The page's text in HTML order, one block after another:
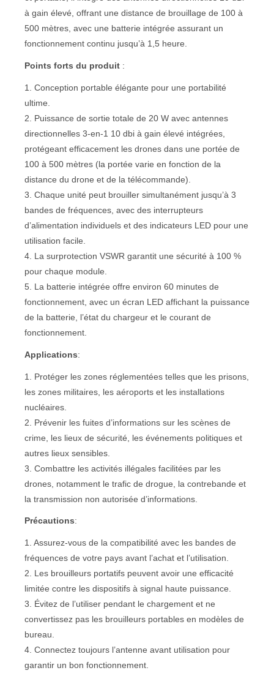
à gain élevé, offrant une distance de brouillage de 100 à
500 mètres, avec une batterie intégrée assurant un
fonctionnement continu jusqu’à 1,5 heure.
Points forts du produit :
1. Conception portable élégante pour une portabilité
ultime.
2. Puissance de sortie totale de 20 W avec antennes
directionnelles 3-en-1 10 dbi à gain élevé intégrées,
protégeant efficacement les drones dans une portée de
100 à 500 mètres (la portée varie en fonction de la
distance du drone et de la télécommande).
3. Chaque unité peut brouiller simultanément jusqu’à 3
bandes de fréquences, avec des interrupteurs
d’alimentation individuels et des indicateurs LED pour une
utilisation facile.
4. La surprotection VSWR garantit une sécurité à 100 %
pour chaque module.
5. La batterie intégrée offre environ 60 minutes de
fonctionnement, avec un écran LED affichant la puissance
de la batterie, l’état du chargeur et le courant de
fonctionnement.
Applications:
1. Protéger les zones réglementées telles que les prisons,
les zones militaires, les aéroports et les installations
nucléaires.
2. Prévenir les fuites d’informations sur les scènes de
crime, les lieux de sécurité, les événements politiques et
autres lieux sensibles.
3. Combattre les activités illégales facilitées par les
drones, notamment le trafic de drogue, la contrebande et
la transmission non autorisée d’informations.
Précautions:
1. Assurez-vous de la compatibilité avec les bandes de
fréquences de votre pays avant l’achat et l’utilisation.
2. Les brouilleurs portatifs peuvent avoir une efficacité
limitée contre les dispositifs à signal haute puissance.
3. Évitez de l’utiliser pendant le chargement et ne
convertissez pas les brouilleurs portables en modèles de
bureau.
4. Connectez toujours l’antenne avant utilisation pour
garantir un bon fonctionnement.